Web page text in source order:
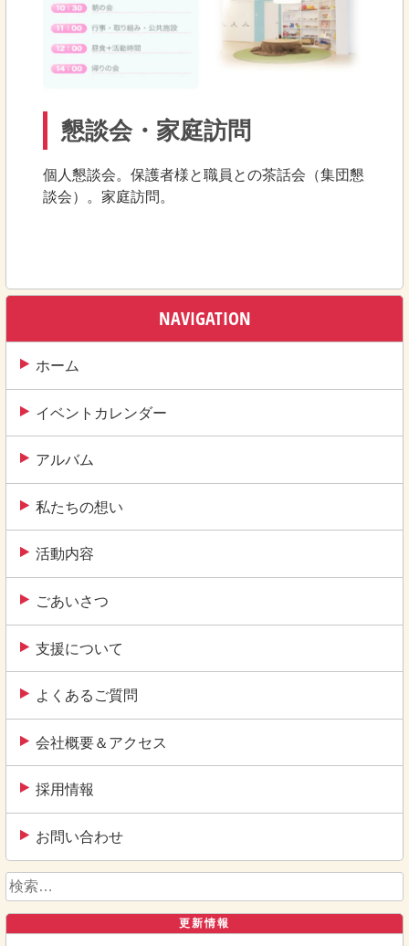
NAVIGATION
ホーム
イベントカレンダー
アルバム
私たちの想い
活動内容
ごあいさつ
支援について
よくあるご質問
会社概要＆アクセス
採用情報
お問い合わせ
検
索:
更新情報
懇談会・家庭訪問
個人懇談会。保護者様と職員との茶話会（集団懇
談会）。家庭訪問。